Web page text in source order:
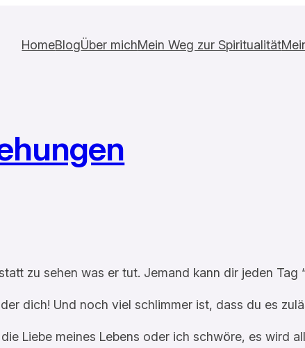
HomeBlogÜber michMein Weg zur Spiritualität
zu sehen was er tut. Jemand kann dir jeden Tag
dich! Und noch viel schlimmer ist, dass du es
Liebe meines Lebens oder ich schwöre, es wird